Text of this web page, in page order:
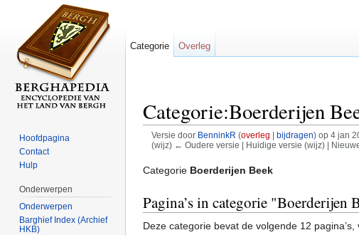
Categorie:Boerderijen
Versie door BenninkR (overleg bijdragen)op 4 jan
(wijz) ← Oudere versie | Huidige versie (wijz) |
Categorie Boerderijen Beek
Pagina’s in categorie "Boerderijen
Deze categorie bevat de volgende 12 pagina’s,
Categorie Overleg
Hoofdpagina
Contact
Hulp
Onderwerpen
Onderwerpen
Barghief Index (Archief
HKB)